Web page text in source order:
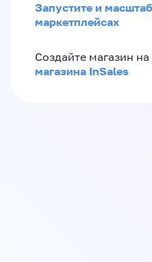
Запустите и
маркетплейсах
Создайте магазин на
магазина InSales